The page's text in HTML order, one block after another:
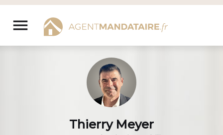
Aller
contenu
menu
Thierry Meyer